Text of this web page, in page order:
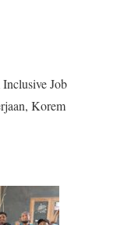
Job
Korem